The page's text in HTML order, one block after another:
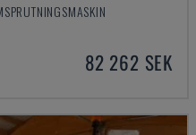
82 262 SEK